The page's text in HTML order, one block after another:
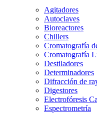
Agitadores
Autoclaves
Bioreactores
Chillers
Cromatografía
Cromatografía
Destiladores
Determinadores
Difracción de
Digestores
Electrofóresis
Espectrometría